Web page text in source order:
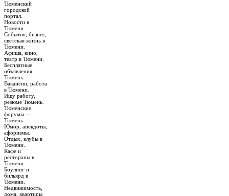
Тюменский
городской
портал.
Новости в
Тюмени.
События, бизнес,
светская жизнь в
Тюмени.
Афиша, кино,
театр в Тюмени.
Бесплатные
объявления
Тюмень.
Вакансии, работа
в Тюмени.
Ищу работу,
резюме Тюмень.
Тюменские
форумы –
Тюмень.
Юмор, анекдоты,
афоризмы.
Отдых, клубы в
Тюмени.
Кафе и
рестораны в
Тюмени.
Боулинг и
бильярд в
Тюмени.
Недвижимость,
дома, квартиры